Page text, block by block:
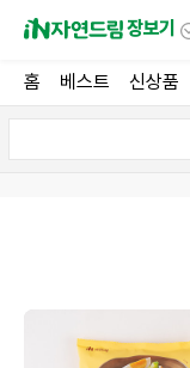
장보기
홈 베스트 신상품